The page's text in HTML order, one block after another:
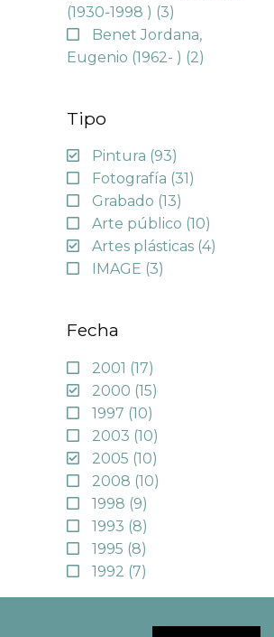
(1930-1998 ) (3)
Benet Jordana,
Eugenio (1962- ) (2)
Tipo
Pintura (93)
Fotografía (31)
Grabado (13)
Arte público (10)
Artes plásticas (4)
IMAGE (3)
Fecha
2001 (17)
2000 (15)
1997 (10)
2003 (10)
2005 (10)
2008 (10)
1998 (9)
1993 (8)
1995 (8)
1992 (7)